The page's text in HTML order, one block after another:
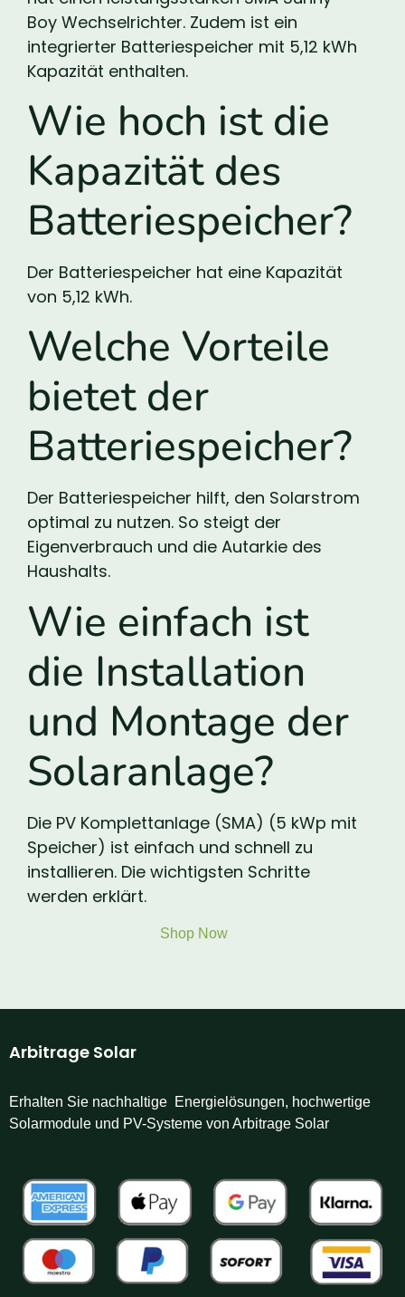
Boy Wechselrichter. Zudem ist ein
integrierter Batteriespeicher mit 5,12 kWh
Kapazität enthalten.
Wie hoch ist die
Kapazität des
Batteriespeicher?
Der Batteriespeicher hat eine Kapazität
von 5,12 kWh.
Welche Vorteile
bietet der
Batteriespeicher?
Der Batteriespeicher hilft, den Solarstrom
optimal zu nutzen. So steigt der
Eigenverbrauch und die Autarkie des
Haushalts.
Wie einfach ist
die Installation
und Montage der
Solaranlage?
Die PV Komplettanlage (SMA) (5 kWp mit
Speicher) ist einfach und schnell zu
installieren. Die wichtigsten Schritte
werden erklärt.
Shop Now
Arbitrage Solar
Erhalten Sie nachhaltige Energielösungen, hochwertige
Solarmodule und PV-Systeme von Arbitrage Solar